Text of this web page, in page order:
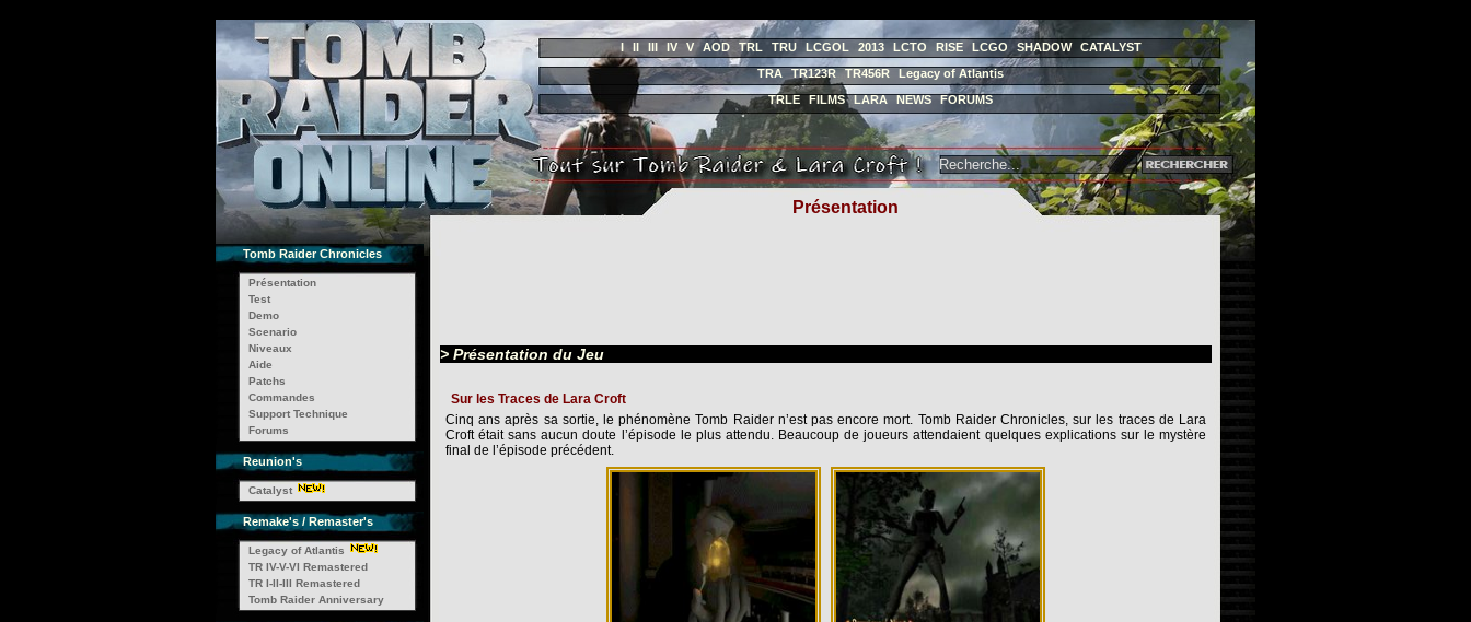
I II III IV V AOD TRL TRU LCGOL 2013 LCTO RISE LCGO SHADOW
CATALYST
TRA
TR123R TR456R
Legacy of Atlantis
TRLE
FILMS LARA NEWS FORUMS
Tomb Raider Chronicles
Présentation
Test
Demo
Scenario
Niveaux
Aide
Patchs
Commandes
Support Technique
Forums
Reunion's
Catalyst
Remake's / Remaster's
Legacy of Atlantis
TR IV-V-VI Remastered
TR I-II-III Remastered
Tomb Raider Anniversary
Présentation
> Présentation du Jeu
Sur les Traces de Lara Croft
Cinq ans après sa sortie, le phénomène Tomb Raider n’est pas encore mort. Tomb Raider Chronicles, sur les traces de Lara
Croft était sans aucun doute l’épisode le plus attendu. Beaucoup de joueurs attendaient quelques explications sur le mystère
final de l’épisode précédent.